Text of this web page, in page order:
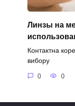
Линзы на
Контактна
вибору
0 0